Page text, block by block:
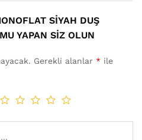
SIYAH DUŞ
YAPAN SIZ OLUN
Gerekli alanlar * ile